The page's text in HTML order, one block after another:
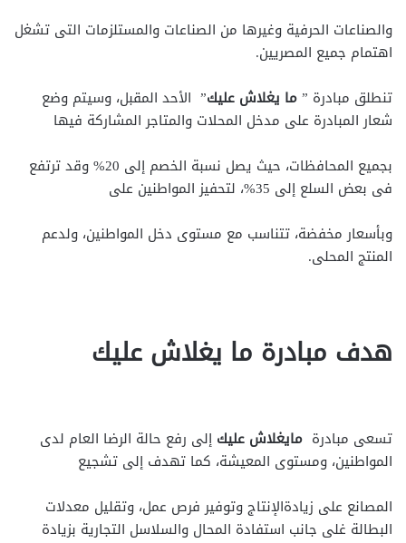
والصناعات الحرفية وغيرها من الصناعات والمستلزمات التى تشغل
اهتمام جميع المصريين.
تنطلق مبادرة ”ما يغلاش عليك” الأحد المقبل، وسيتم وضع
شعار المبادرة على مدخل المحلات والمتاجر المشاركة فيها
بجميع المحافظات، حيث يصل نسبة الخصم إلى 20% وقد ترتفع
فى بعض السلع إلى 35%، لتحفيز المواطنين على
وبأسعار مخفضة، تتناسب مع مستوى دخل المواطنين، ولدعم
المنتج المحلى.
هدف مبادرة ما يغلاش عليك
تسعى مبادرة مايغلاش عليك إلى رفع حالة الرضا العام لدى
المواطنين، ومستوى المعيشة، كما تهدف إلى تشجيع
المصانع على زيادةالإنتاج وتوفير فرص عمل، وتقليل معدلات
البطالة غلى جانب استفادة المحال والسلاسل التجارية بزيادة